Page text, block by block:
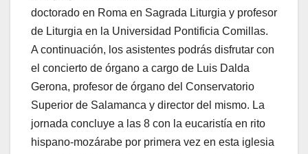
doctorado en Roma en Sagrada Liturgia y profesor
de Liturgia en la Universidad Pontificia Comillas.
A continuación, los asistentes podrás disfrutar con
el concierto de órgano a cargo de Luis Dalda
Gerona, profesor de órgano del Conservatorio
Superior de Salamanca y director del mismo. La
jornada concluye a las 8 con la eucaristía en rito
hispano-mozárabe por primera vez en esta iglesia